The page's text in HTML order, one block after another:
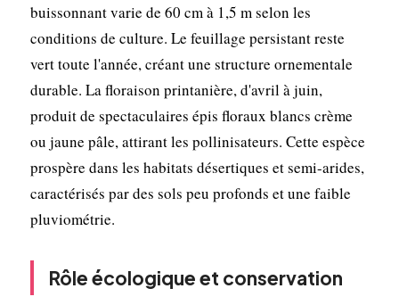
buissonnant varie de 60 cm à 1,5 m selon les
conditions de culture. Le feuillage persistant reste
vert toute l'année, créant une structure ornementale
durable. La floraison printanière, d'avril à juin,
produit de spectaculaires épis floraux blancs crème
ou jaune pâle, attirant les pollinisateurs. Cette espèce
prospère dans les habitats désertiques et semi-arides,
caractérisés par des sols peu profonds et une faible
pluviométrie.
Rôle écologique et conservation